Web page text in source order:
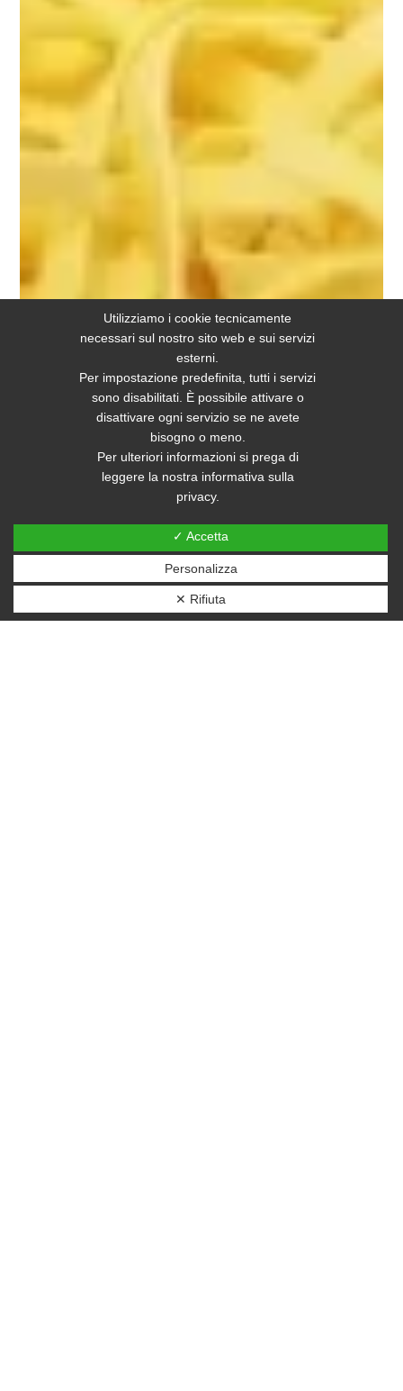
Utilizziamo i cookie tecnicamente
necessari sul nostro sito web e sui servizi
esterni.
Per impostazione predefinita, tutti i servizi
sono disabilitati. È possibile attivare o
disattivare ogni servizio se ne avete
bisogno o meno.
Per ulteriori informazioni si prega di
leggere la nostra informativa sulla
privacy.
✓ Accetta
Personalizza
✕ Rifiuta